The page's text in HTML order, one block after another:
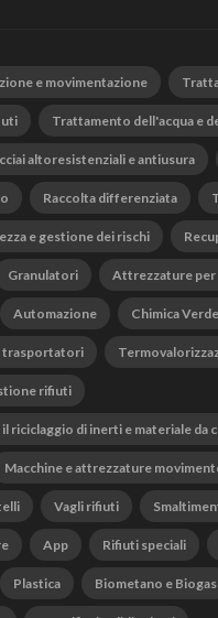
e movimentazione
Trattamento dell'acqua e
altoresistenziali e antiusura
Raccolta differenziata
e gestione dei rischi
Granulatori Attrezzature per
Automazione Chimica Verde
trasportatori
rifiuti
riciclaggio di inerti e materiale da
Macchine e attrezzature
Vagli rifiuti
App Rifiuti speciali
Plastica Biometano e Biogas